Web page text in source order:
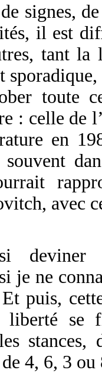
signes,
il est
tant
toute
: celle
en
avec
deviner
je ne
puis,
liberté se
stances,
4, 6, 3